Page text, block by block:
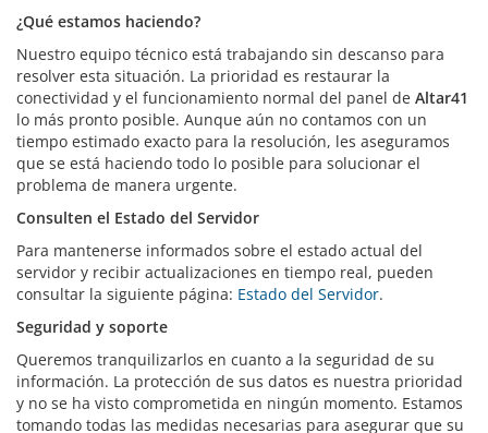
¿Qué estamos haciendo?
Nuestro equipo técnico está trabajando sin descanso para
resolver esta situación. La prioridad es restaurar la
conectividad y el funcionamiento normal del panel de Altar41
lo más pronto posible. Aunque aún no contamos con un
tiempo estimado exacto para la resolución, les aseguramos
que se está haciendo todo lo posible para solucionar el
problema de manera urgente.
Consulten el Estado del Servidor
Para mantenerse informados sobre el estado actual del
servidor y recibir actualizaciones en tiempo real, pueden
consultar la siguiente página: Estado del Servidor.
Seguridad y soporte
Queremos tranquilizarlos en cuanto a la seguridad de su
información. La protección de sus datos es nuestra prioridad
y no se ha visto comprometida en ningún momento. Estamos
tomando todas las medidas necesarias para asegurar que su